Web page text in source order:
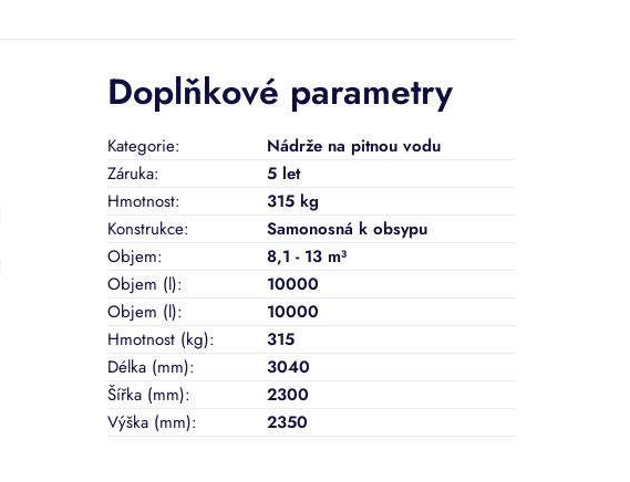
Doplňkové parametry
Kategorie:
Nádrže na pitnou vodu
Záruka:
5 let
Hmotnost:
315 kg
Konstrukce:
Samonosná k obsypu
Objem:
8,1 - 13 m³
Objem (l):
10000
Objem (l):
10000
Hmotnost (kg):
315
Délka (mm):
3040
Šířka (mm):
2300
Výška (mm): 2350